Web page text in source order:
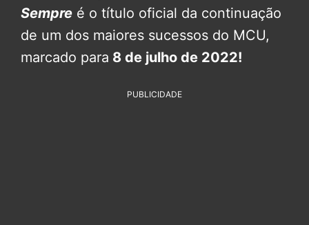
Sempre é o título oficial da continuação
de um dos maiores sucessos do MCU,
marcado para 8 de julho de 2022!
PUBLICIDADE